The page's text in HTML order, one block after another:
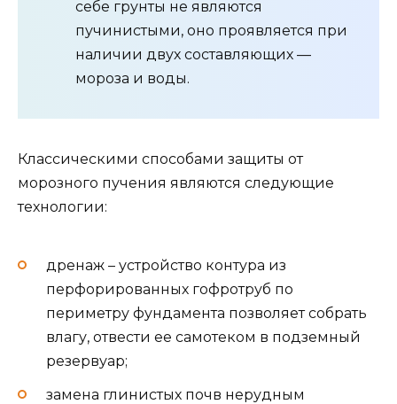
себе грунты не являются
пучинистыми, оно проявляется при
наличии двух составляющих —
мороза и воды.
Классическими способами защиты от
морозного пучения являются следующие
технологии:
дренаж – устройство контура из
перфорированных гофротруб по
периметру фундамента позволяет собрать
влагу, отвести ее самотеком в подземный
резервуар;
замена глинистых почв нерудным